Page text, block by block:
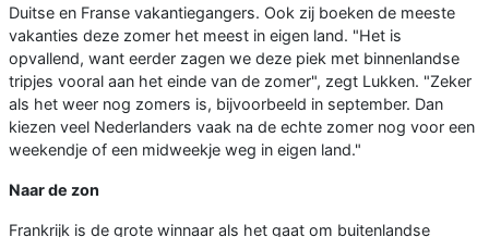
Duitse en Franse vakantiegangers. Ook zij boeken de meeste
vakanties deze zomer het meest in eigen land. "Het is
opvallend, want eerder zagen we deze piek met binnenlandse
tripjes vooral aan het einde van de zomer", zegt Lukken. "Zeker
als het weer nog zomers is, bijvoorbeeld in september. Dan
kiezen veel Nederlanders vaak na de echte zomer nog voor een
weekendje of een midweekje weg in eigen land."
Naar de zon
Frankrijk is de grote winnaar als het gaat om buitenlandse